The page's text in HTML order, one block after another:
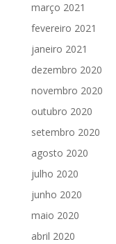
março 2021
fevereiro 2021
janeiro 2021
dezembro 2020
novembro 2020
outubro 2020
setembro 2020
agosto 2020
julho 2020
junho 2020
maio 2020
abril 2020